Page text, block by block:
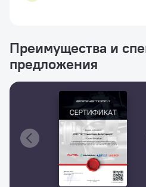
Преимущества и
предложения